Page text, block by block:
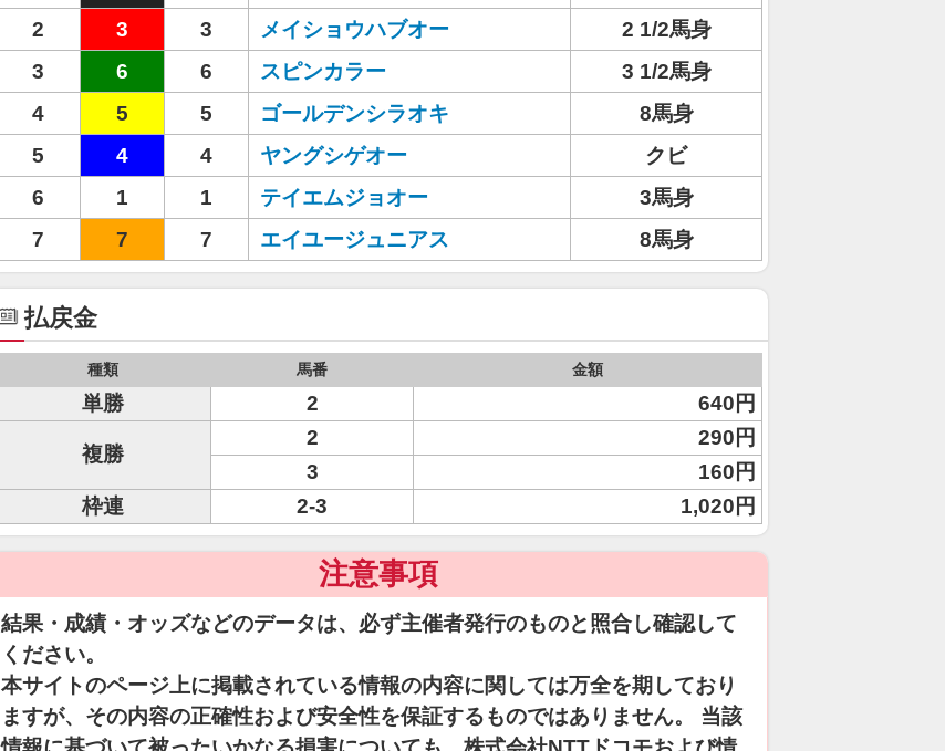
2
3 3 メイショウハブオー
2 1/2馬身
3
6 6 スピンカラー
3 1/2馬身
4
5 5 ゴールデンシラオキ
8馬身
5
4 4 ヤングシゲオー
クビ
6
1 1 テイエムジョオー
3馬身
7
7 7 エイユージュニアス 8馬身
払戻金
種類 馬番 金額
単勝 2 640円
複勝
2
290円
3
160円
枠連
2-3 1,020円
注意事項
結果・成績・オッズなどのデータは、必ず主催者発行のものと照合し確認して
ください。
本サイトのページ上に掲載されている情報の内容に関しては万全を期しており
ますが、その内容の正確性および安全性を保証するものではありません。 当該